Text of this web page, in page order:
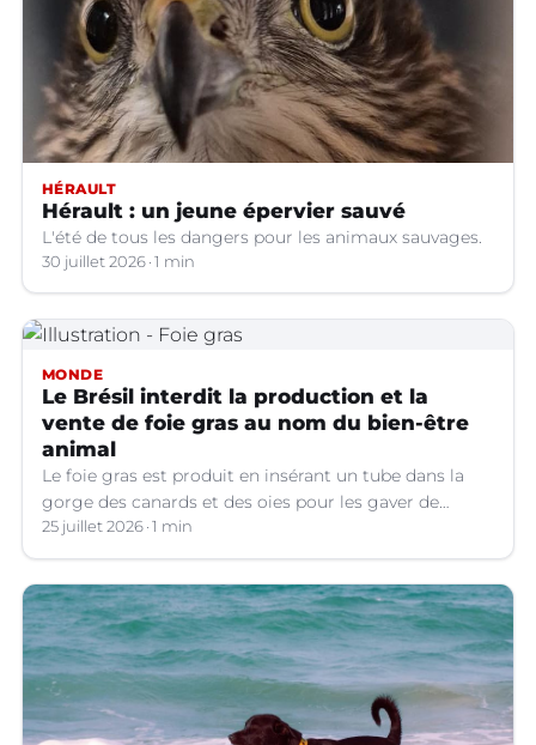
HÉRAULT
Hérault : un jeune épervier sauvé
L'été de tous les dangers pour les animaux sauvages.
30 juillet 2026 1 min
MONDE
Le Brésil interdit la production et la
vente de foie gras au nom du bien-être
animal
Le foie gras est produit en insérant un tube dans la
gorge des canards et des oies pour les gaver de
grandes quantités de nourriture, ce qui provoque une
hypertrophie rapide du foie, organe dont on tire le
produit.
25 juillet 2026 1 min